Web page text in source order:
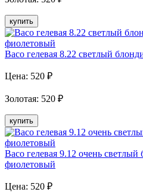
купить
Baco гелевая 8.22 светлый
Цена: 520 ₽
Золотая: 520 ₽
купить
Baco гелевая 9.12 очень
фиолетовый
Цена: 520 ₽